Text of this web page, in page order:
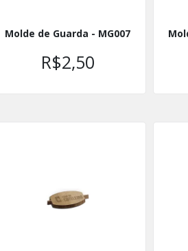
Molde de Guarda - MG007
R$2,50